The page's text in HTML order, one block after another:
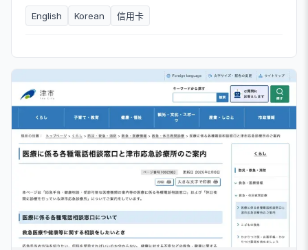
English Korean 信用卡